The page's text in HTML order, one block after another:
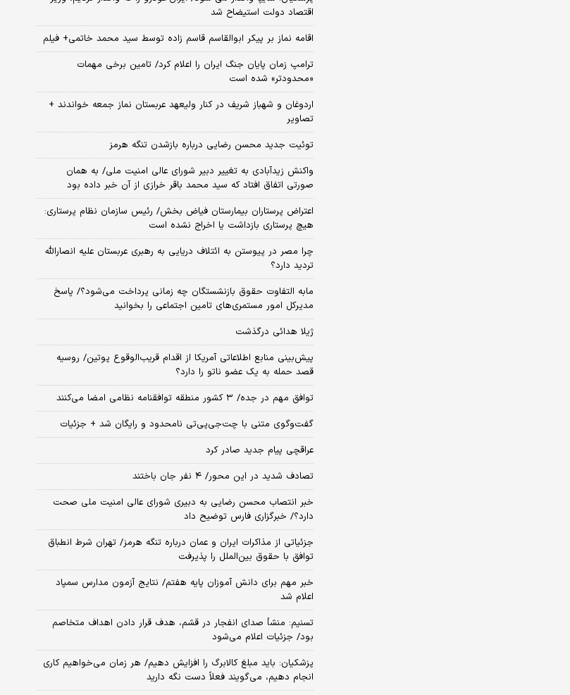
اقتصاد دولت استیضاح شد
اقامه نماز بر پیکر ابوالقاسم قاسم زاده توسط سید محمد خاتمی+ فیلم
ترامپ زمان پایان جنگ ایران را اعلام کرد/ تامین برخی مهمات
«محدودتر» شده است
اردوغان و شهباز شریف در کنار ولیعهد عربستان نماز جمعه خواندند +
تصاویر
توئیت جدید محسن رضایی درباره بازشدن تنگه هرمز
واکنش زیدآبادی به تغییر دبیر شورای عالی امنیت ملی/ به همان
صورتی اتفاق افتاد که سید محمد باقر خرازی از آن خبر داده بود
اعتراض پرستاران بیمارستان فیاض بخش/ رئیس سازمان نظام پرستاری:
هیچ پرستاری بازداشت یا اخراج نشده است
چرا مصر در پیوستن به ائتلاف دریایی به رهبری عربستان علیه انصارالله
تردید دارد؟
مابه التفاوت حقوق بازنشستگان چه زمانی پرداخت می‌شود؟/ پاسخ
مدیرکل امور مستمری‌های تامین اجتماعی را بخوانید
ژیلا هدائی درگذشت
پیش‌بینی منابع اطلاعاتی آمریکا از اقدام قریب‌الوقوع پوتین/ روسیه
قصد حمله به یک عضو ناتو را دارد؟
توافق مهم در جده/ ۳ کشور منطقه توافقنامه نظامی امضا می‌کنند
گفت‌وگوی متنی با چت‌جی‌پی‌تی نامحدود و رایگان شد + جزئیات
عراقچی پیام جدید صادر کرد
تصادف شدید در این محور/ ۴ نفر جان باختند
خبر انتصاب محسن رضایی به دبیری شورای عالی امنیت ملی صحت
دارد؟/ خبرگزاری فارس توضیح داد
جزئیاتی از مذاکرات ایران و عمان درباره تنگه هرمز/ تهران شرط انطباق
توافق با حقوق بین‌الملل را پذیرفت
خبر مهم برای دانش آموزان پایه هفتم/ نتایج آزمون مدارس سمپاد
اعلام شد
تسنیم: منشأ صدای انفجار در قشم، هدف قرار دادن اهداف متخاصم
بود/ جزئیات اعلام می‌شود
پزشکیان: باید مبلغ کالابرگ را افزایش دهیم/ هر زمان می‌خواهیم کاری
انجام دهیم، می‌گویند فعلاً دست نگه دارید